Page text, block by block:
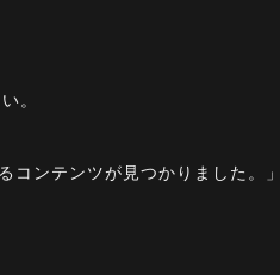
。
ンテンツが見つかりました。